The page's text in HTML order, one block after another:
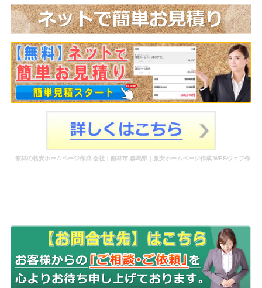
館林の格安ホームページ作成-会社｜館林市-群馬県｜激安ホームページ作成-WEBウェブ作